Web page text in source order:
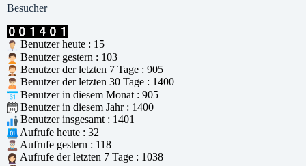
Besucher
Benutzer heute : 15
Benutzer gestern : 103
Benutzer der letzten 7 Tage : 905
Benutzer der letzten 30 Tage : 1400
Benutzer in diesem Monat : 905
Benutzer in diesem Jahr : 1400
Benutzer insgesamt : 1401
Aufrufe heute : 32
Aufrufe gestern : 118
Aufrufe der letzten 7 Tage : 1038